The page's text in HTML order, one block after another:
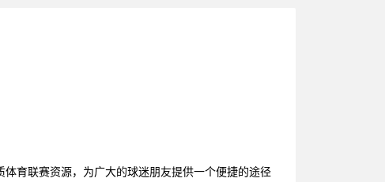
育联赛资源，为广大的球迷朋友提供一个便捷的途径